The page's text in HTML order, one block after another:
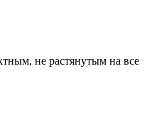
не растянутым на все